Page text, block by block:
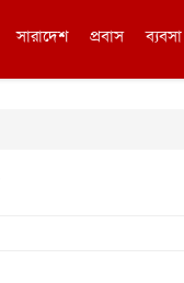
সারাদেশ প্রবাস ব্যবসা